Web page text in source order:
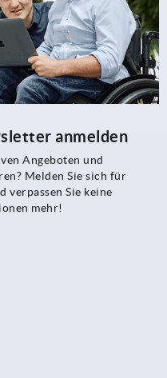
anmelden
Angeboten und
Melden Sie sich für
verpassen Sie keine
mehr!